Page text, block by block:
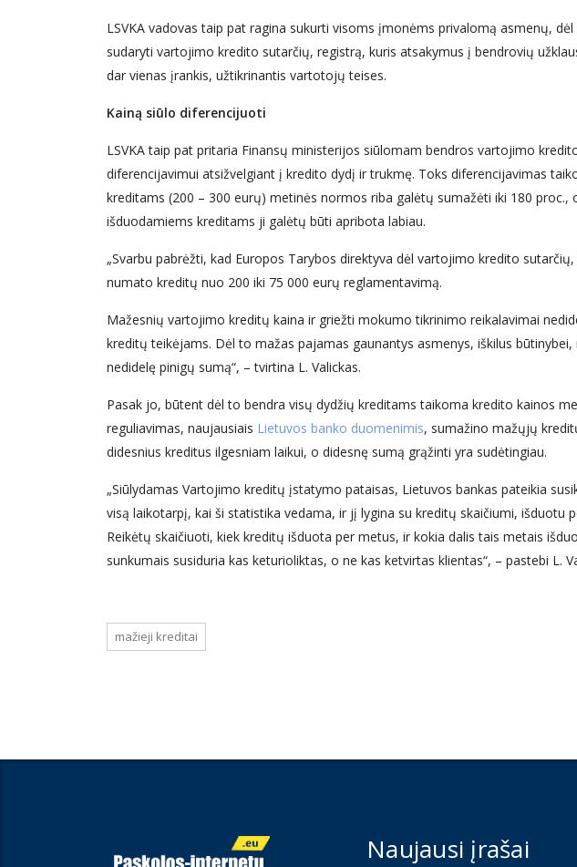
LSVKA vadovas taip pat ragina sukurti visoms įmonėms privalomą asmenų,
sudaryti vartojimo kredito sutarčių, registrą, kuris atsakymus į bendrovių
dar vienas įrankis, užtikrinantis vartotojų teises.
Kainą siūlo diferencijuoti
LSVKA taip pat pritaria Finansų ministerijos siūlomam bendros vartojimo
diferencijavimui atsižvelgiant į kredito dydį ir trukmę. Toks diferencijavimas
kreditams (200 – 300 eurų) metinės normos riba galėtų sumažėti iki 180 proc.,
išduodamiems kreditams ji galėtų būti apribota labiau.
„Svarbu pabrėžti, kad Europos Tarybos direktyva dėl vartojimo kredito
numato kreditų nuo 200 iki 75 000 eurų reglamentavimą.
Mažesnių vartojimo kreditų kaina ir griežti mokumo tikrinimo reikalavimai
kreditų teikėjams. Dėl to mažas pajamas gaunantys asmenys, iškilus
nedidelę pinigų sumą“, – tvirtina L. Valickas.
Pasak jo, būtent dėl to bendra visų dydžių kreditams taikoma kredito kainos
reguliavimas, naujausiais Lietuvos banko duomenimis, sumažino mažųjų
didesnius kreditus ilgesniam laikui, o didesnę sumą grąžinti yra sudėtingiau.
„Siūlydamas Vartojimo kreditų įstatymo pataisas, Lietuvos bankas pateikia
visą laikotarpį, kai ši statistika vedama, ir jį lygina su kreditų skaičiumi, išduotu
Reikėtų skaičiuoti, kiek kreditų išduota per metus, ir kokia dalis tais metais
sunkumais susiduria kas keturioliktas, o ne kas ketvirtas klientas“, – pastebi L.
mažieji kreditai
Naujausi įrašai